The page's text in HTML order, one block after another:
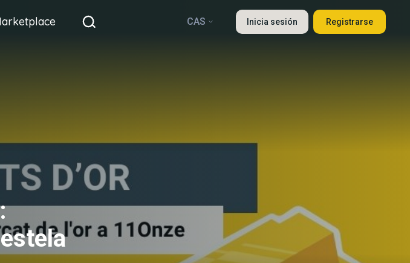
CAS Inicia sesión Registrarse